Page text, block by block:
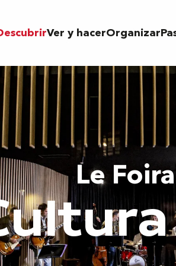
Ver y hacerOrganizar
Le